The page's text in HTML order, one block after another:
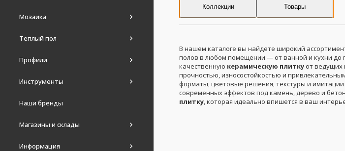
Мозаика
Теплый пол
Профили
Инструменты
Наши бренды
Магазины и склады
Информация
Коллекции Товары
В нашем каталоге вы найдете широкий
полов в любом помещении — от ванной и кухни до
качественную керамическую плитку от ведущих
прочностью, износостойкостью и
форматы, цветовые решения, текстуры и имитации
современных эффектов под камень, дерево и
плитку , которая идеально впишется в ваш